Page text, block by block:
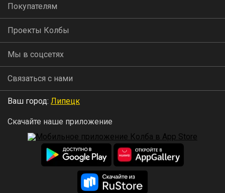
Покупателям
Проекты Колбы
Мы в соцсетях
Связаться с нами
Ваш город: Липецк
Скачайте наше приложение